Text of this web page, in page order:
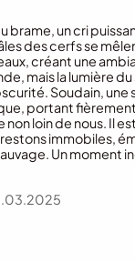
brame, un cri
des cerfs se
créant une
mais la lumière du
Soudain, une
portant
loin de nous. Il
immobiles,
Un moment